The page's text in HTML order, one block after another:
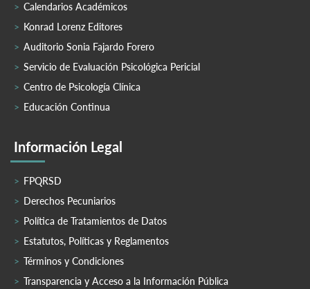
Calendarios Académicos
Konrad Lorenz Editores
Auditorio Sonia Fajardo Forero
Servicio de Evaluación Psicológica Pericial
Centro de Psicología Clínica
Educación Continua
Información Legal
FPQRSD
Derechos Pecuniarios
Política de Tratamientos de Datos
Estatutos, Políticas y Reglamentos
Términos y Condiciones
Transparencia y Acceso a la Información Pública